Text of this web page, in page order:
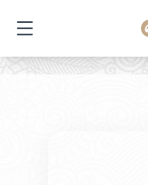
Open main menu